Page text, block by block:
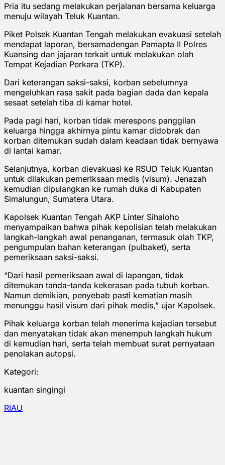
Pria itu sedang melakukan perjalanan bersama keluarga
menuju wilayah Teluk Kuantan.
Piket Polsek Kuantan Tengah melakukan evakuasi setelah
mendapat laporan, bersamadengan Pamapta II Polres
Kuansing dan jajaran terkait untuk melakukan olah
Tempat Kejadian Perkara (TKP).
Dari keterangan saksi-saksi, korban sebelumnya
mengeluhkan rasa sakit pada bagian dada dan kepala
sesaat setelah tiba di kamar hotel.
Pada pagi hari, korban tidak merespons panggilan
keluarga hingga akhirnya pintu kamar didobrak dan
korban ditemukan sudah dalam keadaan tidak bernyawa
di lantai kamar.
Selanjutnya, korban dievakuasi ke RSUD Teluk Kuantan
untuk dilakukan pemeriksaan medis (visum). Jenazah
kemudian dipulangkan ke rumah duka di Kabupaten
Simalungun, Sumatera Utara.
Kapolsek Kuantan Tengah AKP Linter Sihaloho
menyampaikan bahwa pihak kepolisian telah melakukan
langkah-langkah awal penanganan, termasuk olah TKP,
pengumpulan bahan keterangan (pulbaket), serta
pemeriksaan saksi-saksi.
“Dari hasil pemeriksaan awal di lapangan, tidak
ditemukan tanda-tanda kekerasan pada tubuh korban.
Namun demikian, penyebab pasti kematian masih
menunggu hasil visum dari pihak medis,” ujar Kapolsek.
Pihak keluarga korban telah menerima kejadian tersebut
dan menyatakan tidak akan menempuh langkah hukum
di kemudian hari, serta telah membuat surat pernyataan
penolakan autopsi.
Kategori:
kuantan singingi
RIAU